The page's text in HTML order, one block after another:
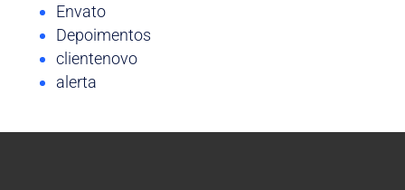
Envato
Depoimentos
clientenovo
alerta